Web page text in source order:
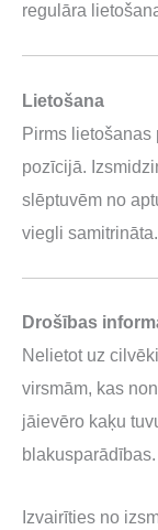
regulāra
Lietošana
Pirms lietošanas
pozīcijā.
slēptuvēm no
viegli
Drošības
Nelietot uz
virsmām, kas
jāievēro kaķu
blakusparādības.
Izvairīties no